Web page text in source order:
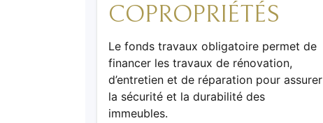
COPROPRIÉTÉS
Le fonds travaux obligatoire permet de
financer les travaux de rénovation,
d’entretien et de réparation pour assurer
la sécurité et la durabilité des
immeubles.